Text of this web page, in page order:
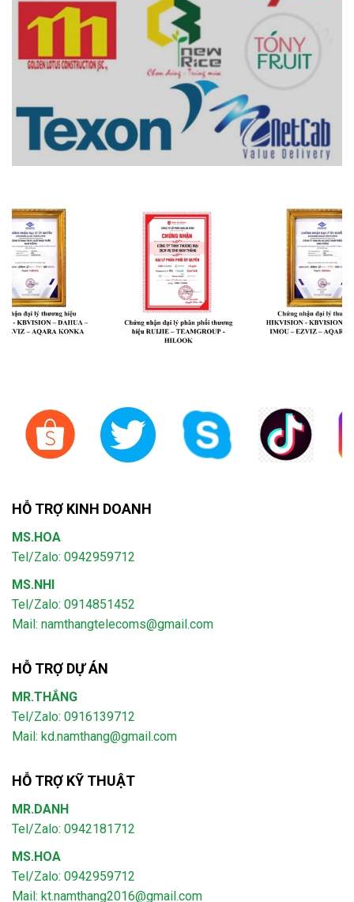
HỖ TRỢ KINH DOANH
MS.HOA
Tel/Zalo: 0942959712
MS.NHI
Tel/Zalo: 0914851452
Mail: namthangtelecoms@gmail.com
HỖ TRỢ DỰ ÁN
MR.THẮNG
Tel/Zalo: 0916139712
Mail: kd.namthang@gmail.com
HỖ TRỢ KỸ THUẬT
MR.DANH
Tel/Zalo: 0942181712
MS.HOA
Tel/Zalo: 0942959712
Mail: kt.namthang2016@gmail.com